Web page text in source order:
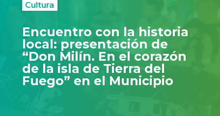
Cultura
Encuentro con la historia
local: presentación de
“Don Milín. En el corazón
de la isla de Tierra del
Fuego” en el Municipio